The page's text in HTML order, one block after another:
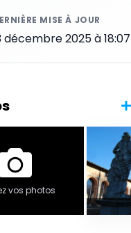
MISE À JOUR
décembre 2025 à 18:07
vos photos